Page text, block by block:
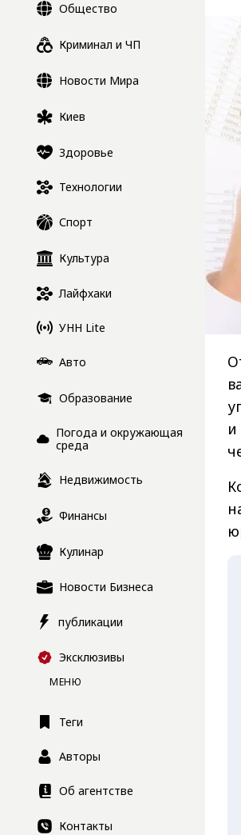
Общество
Криминал и ЧП
Новости Мира
Киев
Здоровье
Технологии
Спорт
Культура
Лайфхаки
УНН Lite
Авто
Образование
Погода и окружающая
среда
Недвижимость
Финансы
Кулинар
Новости Бизнеса
публикации
Эксклюзивы
МЕНЮ
Теги
Авторы
Об агентстве
Контакты